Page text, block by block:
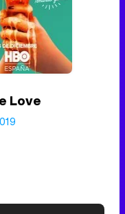
Love